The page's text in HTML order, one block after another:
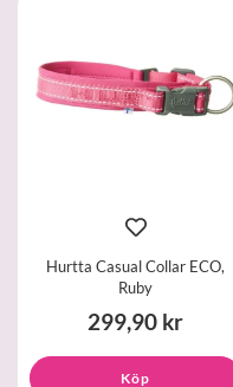
Hurtta Casual Collar ECO,
Ruby
299,90 kr
Köp